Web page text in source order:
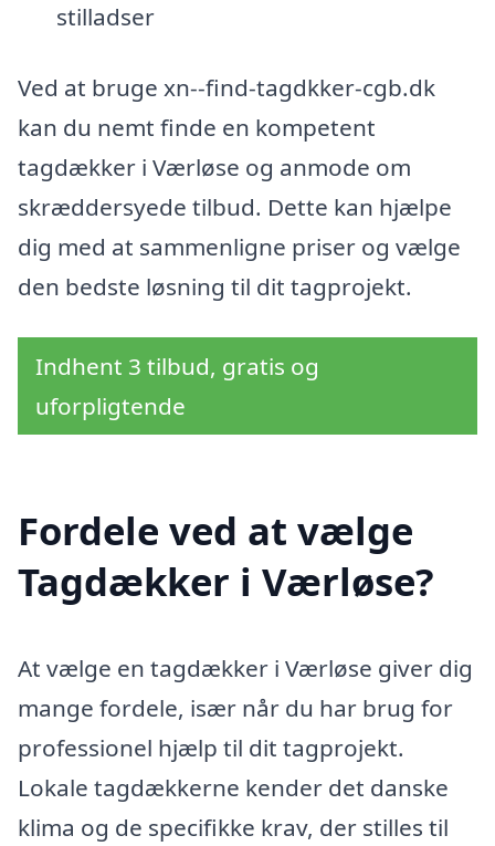
stilladser
Ved at bruge xn--find-tagdkker-cgb.dk
kan du nemt finde en kompetent
tagdækker i Værløse og anmode om
skræddersyede tilbud. Dette kan hjælpe
dig med at sammenligne priser og vælge
den bedste løsning til dit tagprojekt.
Indhent 3 tilbud, gratis og
uforpligtende
Fordele ved at vælge
Tagdækker i Værløse?
At vælge en tagdækker i Værløse giver dig
mange fordele, især når du har brug for
professionel hjælp til dit tagprojekt.
Lokale tagdækkerne kender det danske
klima og de specifikke krav, der stilles til